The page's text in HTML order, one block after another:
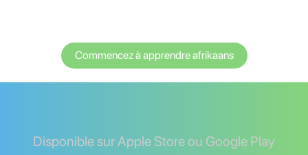
Commencez à apprendre afrikaans
Disponible sur Apple Store ou Google Play